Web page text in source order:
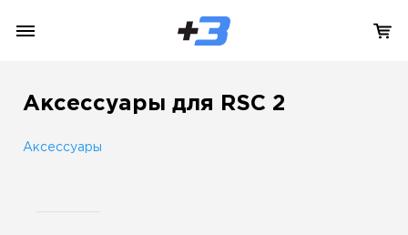
Аксессуары для RSC 2
Аксессуары